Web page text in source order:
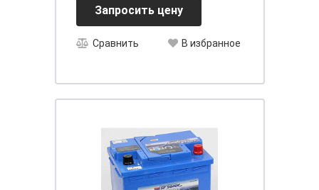
Запросить цену
Сравнить В избранное